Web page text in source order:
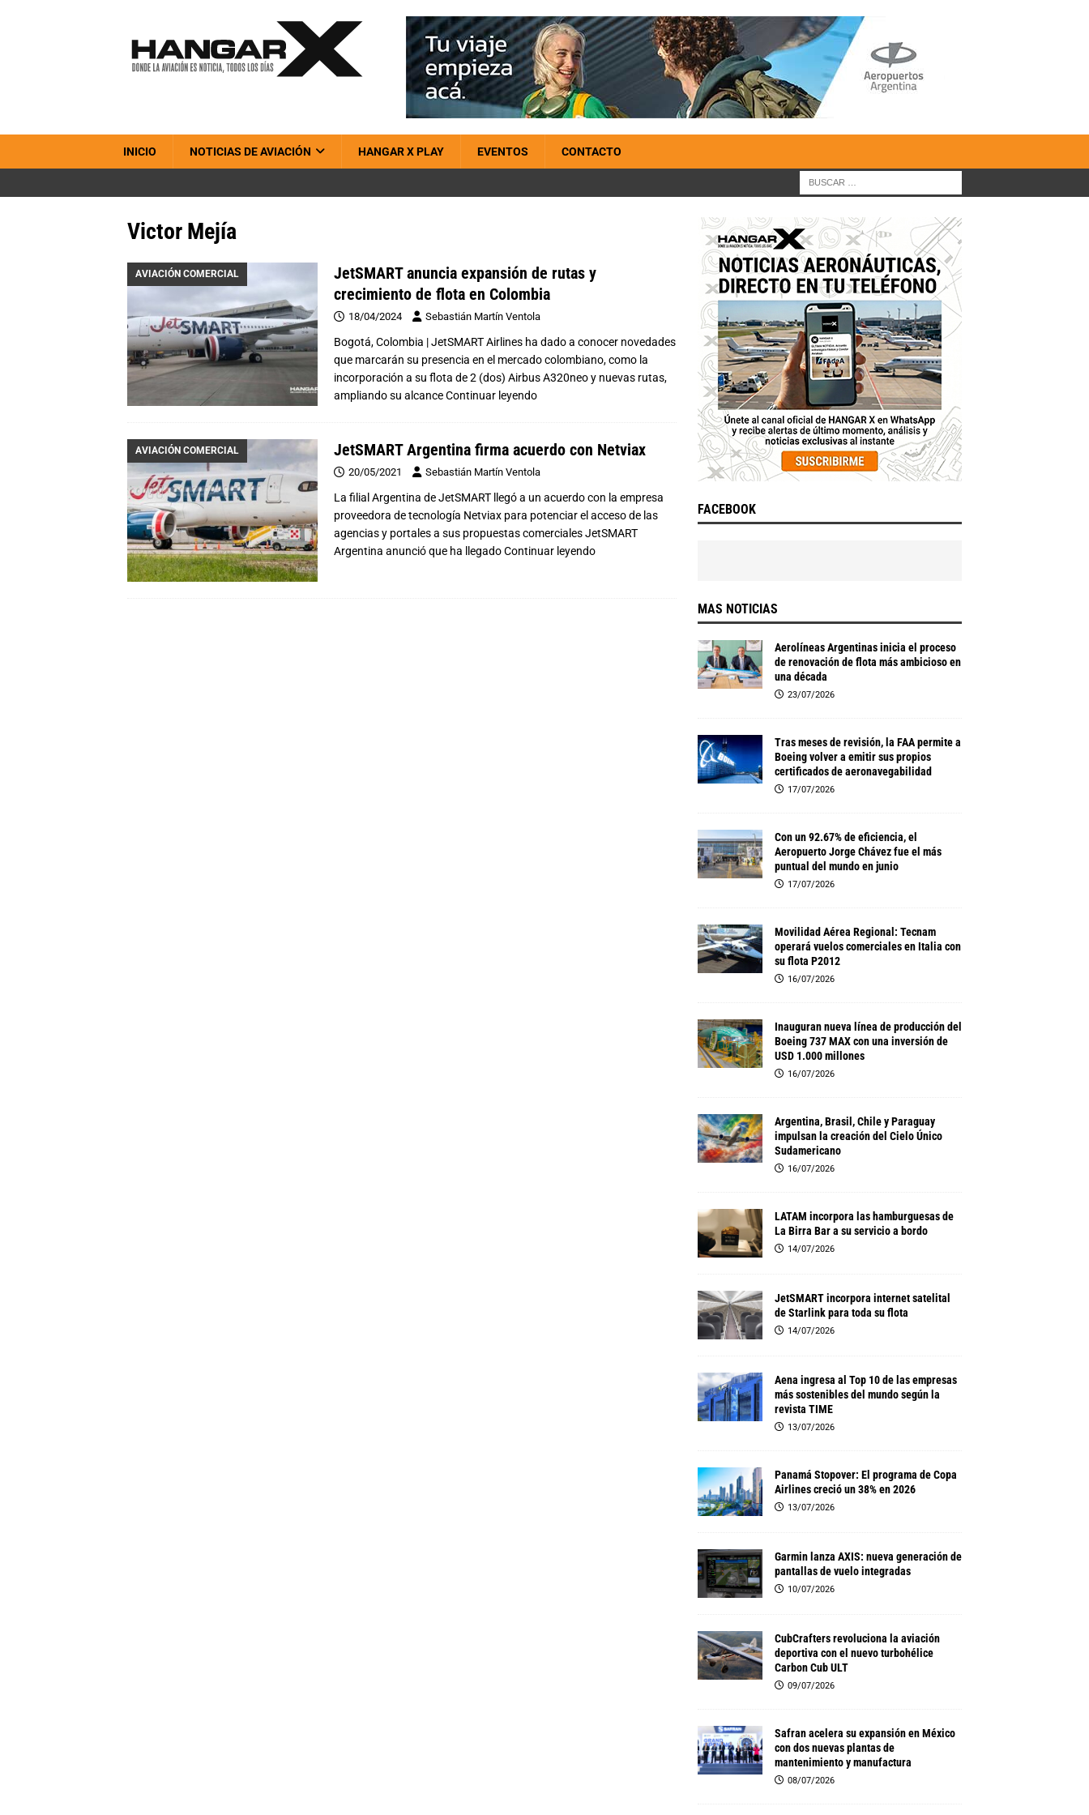
INICIO NOTICIAS DE AVIACIÓN HANGAR X PLAY EVENTOS CONTACTO
Victor Mejía
AVIACIÓN COMERCIAL
JetSMART anuncia expansión de rutas y
crecimiento de flota en Colombia
18/04/2024 Sebastián Martín Ventola
Bogotá, Colombia | JetSMART Airlines ha dado a conocer novedades
que marcarán su presencia en el mercado colombiano, como la
incorporación a su flota de 2 (dos) Airbus A320neo y nuevas rutas,
ampliando su alcanceContinuar leyendo
AVIACIÓN COMERCIAL JetSMART Argentina firma acuerdo con Netviax
20/05/2021 Sebastián Martín Ventola
La filial Argentina de JetSMART llegó a un acuerdo con la empresa
proveedora de tecnología Netviax para potenciar el acceso de las
agencias y portales a sus propuestas comerciales JetSMART
Argentina anunció que ha llegadoContinuar leyendo
FACEBOOK
MAS NOTICIAS
Aerolíneas Argentinas inicia el proceso
de renovación de flota más ambicioso en
una década
23/07/2026
Tras meses de revisión, la FAA permite a
Boeing volver a emitir sus propios
certificados de aeronavegabilidad
17/07/2026
Con un 92.67% de eficiencia, el
Aeropuerto Jorge Chávez fue el más
puntual del mundo en junio
17/07/2026
Movilidad Aérea Regional: Tecnam
operará vuelos comerciales en Italia con
su flota P2012
16/07/2026
Inauguran nueva línea de producción del
Boeing 737 MAX con una inversión de
USD 1.000 millones
16/07/2026
Argentina, Brasil, Chile y Paraguay
impulsan la creación del Cielo Único
Sudamericano
16/07/2026
LATAM incorpora las hamburguesas de
La Birra Bar a su servicio a bordo
14/07/2026
JetSMART incorpora internet satelital
de Starlink para toda su flota
14/07/2026
Aena ingresa al Top 10 de las empresas
más sostenibles del mundo según la
revista TIME
13/07/2026
Panamá Stopover: El programa de Copa
Airlines creció un 38% en 2026
13/07/2026
Garmin lanza AXIS: nueva generación de
pantallas de vuelo integradas
10/07/2026
CubCrafters revoluciona la aviación
deportiva con el nuevo turbohélice
Carbon Cub ULT
09/07/2026
Safran acelera su expansión en México
con dos nuevas plantas de
mantenimiento y manufactura
08/07/2026